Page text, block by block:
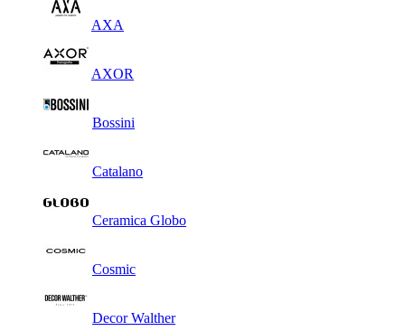
AXA
AXOR
Bossini
Catalano
Ceramica Globo
Cosmic
Decor Walther